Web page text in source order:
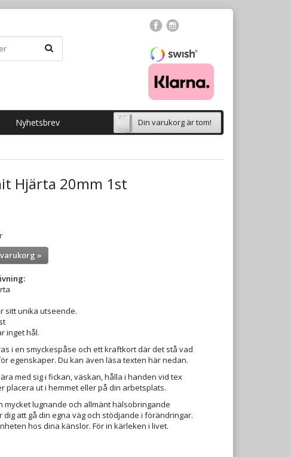
Nyhetsbrev Din varukorg är tom!
Hjärta 20mm 1st
»
sitt unika utseende.
inget hål.
i en smyckespåse och ett kraftkort där det stå vad
egenskaper. Du kan även läsa texten här nedan.
med sig i fickan, väskan, hålla i handen vid tex
placera ut i hemmet eller på din arbetsplats.
mycket lugnande och allmänt hälsobringande
dig att gå din egna väg och stödjande i förändringar.
hos dina känslor. För in kärleken i livet.